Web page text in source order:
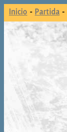
Inicio - Partida -